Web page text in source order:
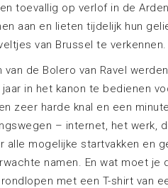
toevallig op verlof in de
aan en lieten tijdelijk hun
van Brussel te verkennen.
de Bolero van Ravel
in het kanon te bedienen
zeer harde knal en een
– internet, het werk,
alle mogelijke startvakken en
namen. En wat moet je
met een T-shirt van